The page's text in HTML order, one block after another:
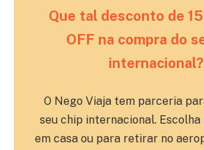
Que tal desconto de
OFF na compra do
internacional?
O Nego Viaja tem parceria
seu chip internacional.
em casa ou para retirar no